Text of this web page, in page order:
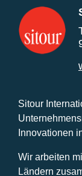
Sitour
Innovationen
Wir arbeiten
Ländern